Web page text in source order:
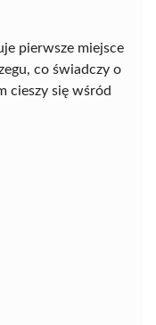
pierwsze miejsce
co świadczy o
cieszy się wśród